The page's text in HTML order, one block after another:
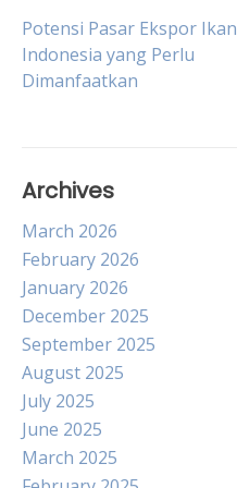
Post
navigation
Potensi Pasar Ekspor Ikan
Indonesia yang Perlu
Dimanfaatkan
Archives
March 2026
February 2026
January 2026
December 2025
September 2025
August 2025
July 2025
June 2025
March 2025